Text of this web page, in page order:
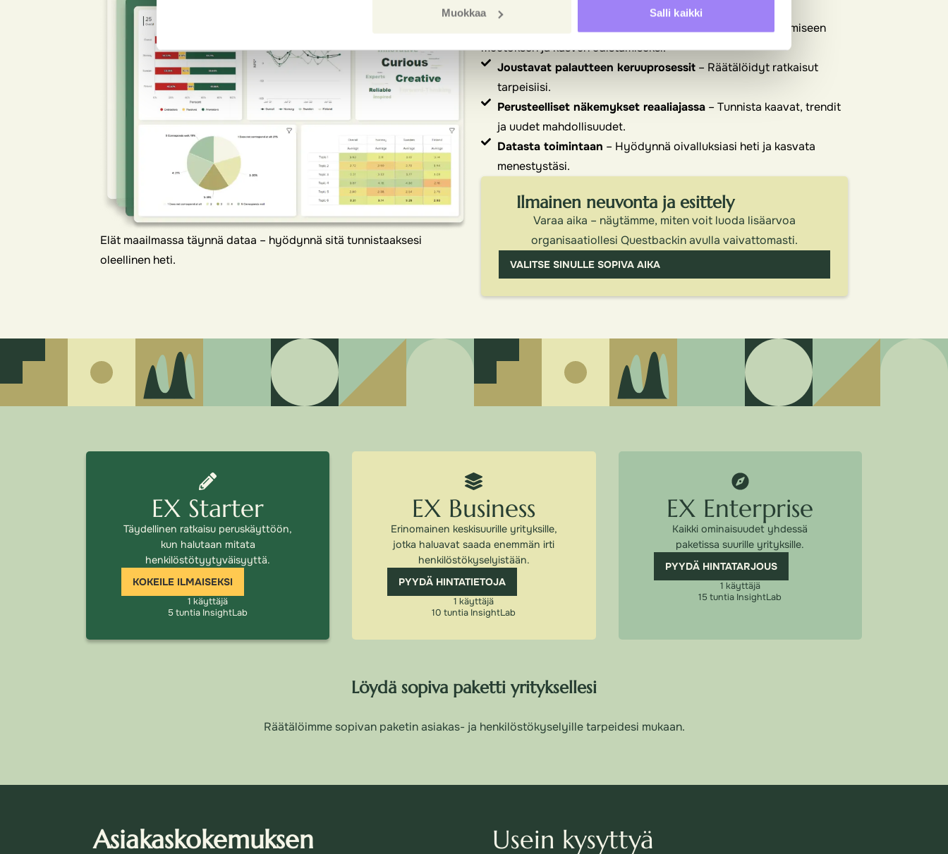
Muokkaa Salli kaikki
Elät maailmassa täynnä dataa – hyödynnä sitä tunnistaaksesi
oleellinen heti.
Ratkaisumme eivät ole pelkkiä kyselytyökaluja, vaan
kokonaisvaltainen alusta palautteen hallintaan ja hyödyntämiseen
muutoksen ja kasvun edistämiseksi.
Joustavat palautteen keruuprosessit– Räätälöidyt ratkaisut
tarpeisiisi.
Perusteelliset näkemykset reaaliajassa– Tunnista kaavat, trendit
ja uudet mahdollisuudet.
Datasta toimintaan – Hyödynnä oivalluksiasi heti ja kasvata
menestystäsi.
Ilmainen neuvonta ja esittely
Varaa aika – näytämme, miten voit luoda lisäarvoa
organisaatiollesi Questbackin avulla vaivattomasti.
VALITSE SINULLE SOPIVA AIKA
EX Starter
Täydellinen ratkaisu peruskäyttöön,
kun halutaan mitata
henkilöstötyytyväisyyttä.
KOKEILE ILMAISEKSI
1 käyttäjä
5 tuntia InsightLab​
EX Business
Erinomainen keskisuurille yrityksille,
jotka haluavat saada enemmän irti
henkilöstökyselyistään.
PYYDÄ HINTATIETOJA
1 käyttäjä
10 tuntia InsightLab
EX Enterprise
Kaikki ominaisuudet yhdessä
paketissa suurille yrityksille.
PYYDÄ HINTATARJOUS
1 käyttäjä
15 tuntia InsightLab
Löydä sopiva paketti yrityksellesi
Räätälöimme sopivan paketin asiakas- ja henkilöstökyselyille tarpeidesi mukaan.
Asiakaskokemuksen
Usein kysyttyä